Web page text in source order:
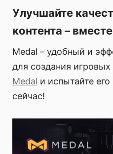
Улучшайте
контента –
Medal – удобный и
для создания игровых
Medal и испытайте
сейчас!